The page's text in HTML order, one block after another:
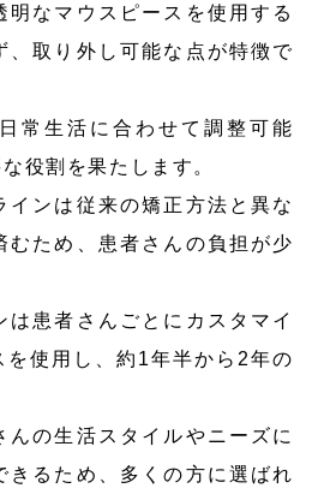
明なマウスピースを使用する
、取り外し可能な点が特徴で
常生活に合わせて調整可能
役割を果たします。
インは従来の矯正方法と異な
むため、患者さんの負担が少
は患者さんごとにカスタマイ
を使用し、約1年半から2年の
んの生活スタイルやニーズに
きるため、多くの方に選ばれ